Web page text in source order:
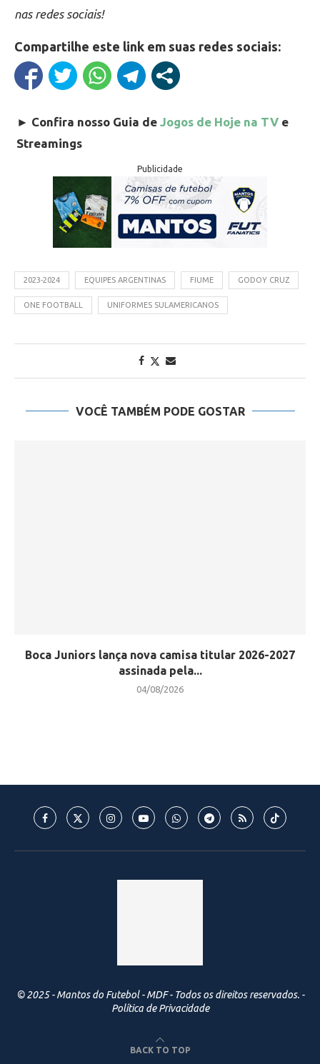
nas redes sociais!
Compartilhe este link em suas redes sociais:
► Confira nosso Guia de Jogos de Hoje na TV e
Streamings
Publicidade
2023-2024 EQUIPES ARGENTINAS FIUME GODOY CRUZ
ONE FOOTBALL UNIFORMES SULAMERICANOS
VOCÊ TAMBÉM PODE GOSTAR
Boca Juniors lança nova camisa titular 2026-2027
assinada pela...
04/08/2026
© 2025 - Mantos do Futebol - MDF - Todos os direitos reservados. -
Política de Privacidade
BACK TO TOP